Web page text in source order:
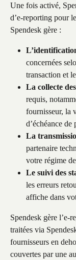
Une fois activé,
d’e-reporting pour
Spendesk gère :
concernées
transaction et
La collecte
requis,
fournisseur, la
d’échéance de
La
partenaire
votre régime
Le suivi des
les erreurs
affiche dans
Spendesk gère l’e-
traitées via
fournisseurs en
couvertes par une